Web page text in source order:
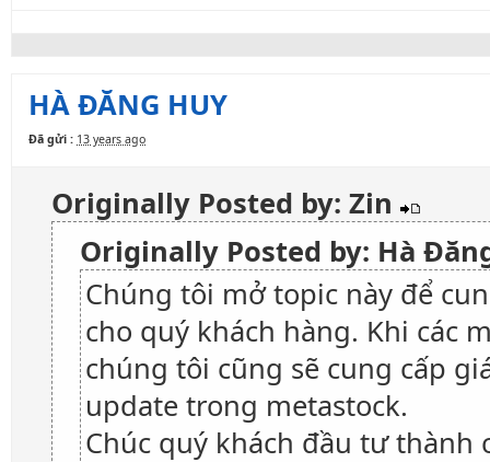
HÀ ĐĂNG HUY
Đã gửi : 13 years ago
Originally Posted by: Zin
Originally Posted by: Hà
Chúng tôi mở topic này để
cho quý khách hàng. Khi các
chúng tôi cũng sẽ cung cấp
update trong metastock.
Chúc quý khách đầu tư thành